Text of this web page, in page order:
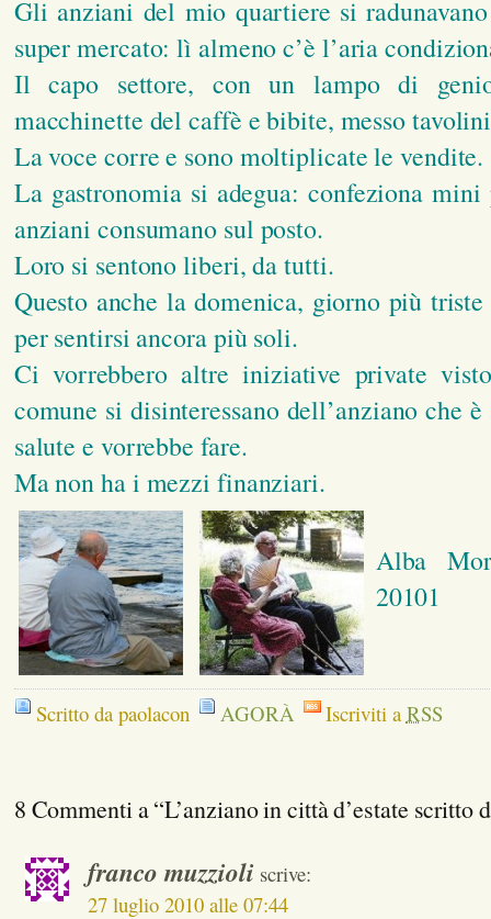
Gli anziani del mio quartiere si
super mercato: lì almeno c’è l’aria
Il capo settore, con un lampo di
macchinette del caffè e bibite, messo
La voce corre e sono moltiplicate le vendite.
La gastronomia si adegua: confeziona
anziani consumano sul posto.
Loro si sentono liberi, da tutti.
Questo anche la domenica, giorno più
per sentirsi ancora più soli.
Ci vorrebbero altre iniziative private
comune si disinteressano dell’anziano che
salute e vorrebbe fare.
Ma non ha i mezzi finanziari.
Alba
20101
Scritto da paolacon AGORÀ Iscriviti a RSS
8 Commenti a “L’anziano in città d’estate
franco muzzioli scrive:
27 luglio 2010 alle 07:44